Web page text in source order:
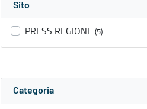
Sito
PRESS REGIONE (5)
Categoria